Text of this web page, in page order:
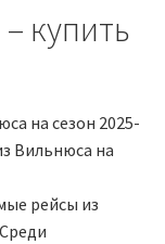
PASS
купить
на сезон 2025-
Вильнюса на
рейсы из